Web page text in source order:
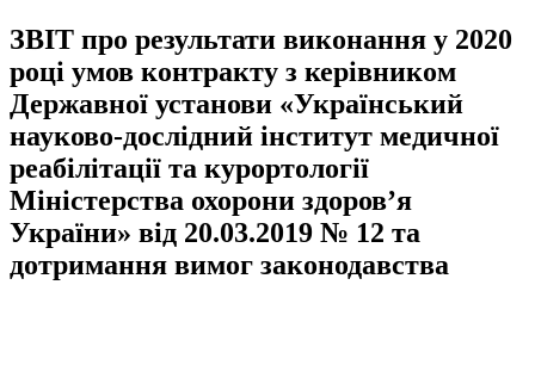
ЗВІТ про результати виконання у 2020
році умов контракту з керівником
Державної установи «Український
науково-дослідний інститут медичної
реабілітації та курортології
Міністерства охорони здоров’я
України» від 20.03.2019 № 12 та
дотримання вимог законодавства